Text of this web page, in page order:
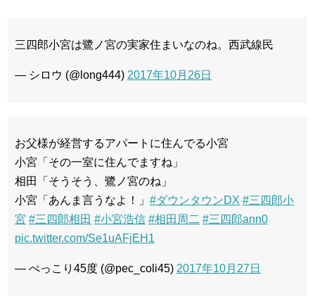
三四郎小宮は鷺ノ宮の実家住まいなのね。西武線民
— シロウ (@long444) 2017年10月26日
お父様が経営するアパートに住んでる小宮
小宮「その一室に住んでますね」
相田「そうそう、鷺ノ宮のね」
小宮「あんま言うなよ！」 #ダウンタウンDX #三四郎小
宮 #三四郎相田 #小宮浩信 #相田周二 #三四郎ann0
pic.twitter.com/Se1uAFjEH1
— ぺっこり45度 (@pec_coli45) 2017年10月27日